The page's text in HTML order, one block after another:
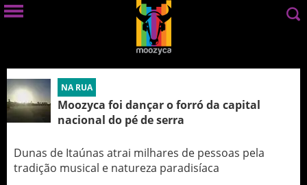
NA RUA
Moozyca foi dançar o forró da capital
nacional do pé de serra
Dunas de Itaúnas atrai milhares de pessoas pela
tradição musical e natureza paradisíaca